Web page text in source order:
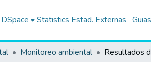
Statistics Estad. Externas
Monitoreo ambiental